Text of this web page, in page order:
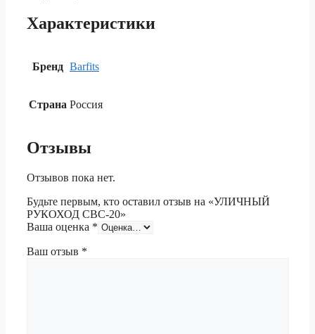
Характеристики
Бренд Barfits
Страна Россия
Отзывы
Отзывов пока нет.
Будьте первым, кто оставил отзыв на «УЛИЧНЫЙ
РУКОХОД СВС-20»
Ваша оценка *
Ваш отзыв *